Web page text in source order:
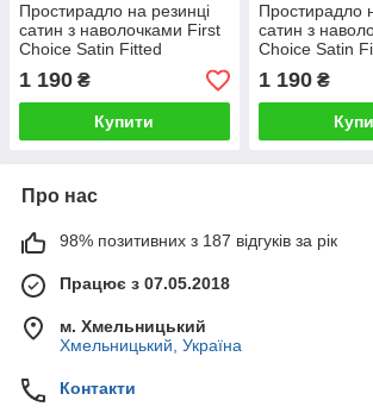
Простирадло на резинці
сатин з наволочками First
Choice Satin Fitted
Champagne
1 190 ₴
Купити
Простирадло
сатин з
Choice Satin
1 190₴
Про нас
98% позитивних з 187 відгуків за рік
Працює з 07.05.2018
м. Хмельницький
Хмельницький, Україна
Контакти